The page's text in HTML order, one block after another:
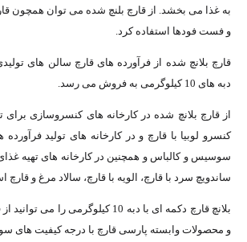
به غذا می بخشد. از قارچ بلنچ شده می توان همچون
و فست فودها استفاده کرد.
قارچ بلانچ شده از فرآورده های قارچ سالن های
دبه های 10 کیلوگرمی به فروش می رسد.
از قارچ بلانچ شده در کارخانه های کنسروسازی برای
کنسرو لوبیا با قارچ و در کارخانه های تولید
سوسیس و کالباس و همچنین در کارخانه های تهیه
ساندویچ سرد با قارچ، الویه با قارچ، سالاد مرغ و
بلانچ قارچ دکمه ای با دبه 10 کیلوگرمی
و محصولات وابسته پارسی قارچ با درجه کیفیت های